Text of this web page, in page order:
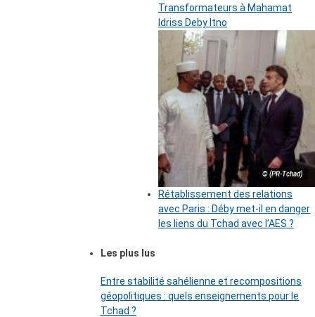
Transformateurs à Mahamat
Idriss Deby Itno
© (PR-Tchad)
Rétablissement des relations
avec Paris : Déby met-il en danger
les liens du Tchad avec l’AES ?
Les plus lus
Entre stabilité sahélienne et recompositions
géopolitiques : quels enseignements pour le
Tchad ?